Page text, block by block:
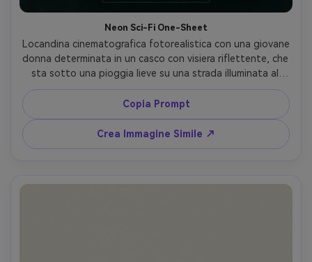
Neon Sci-Fi One-Sheet
Locandina cinematografica fotorealistica con una giovane
donna determinata in un casco con visiera riflettente, che
sta sotto una pioggia lieve su una strada illuminata al
neon, insegne olografiche e folle sfocate dietro di lei,
color grading teal e magenta, luce di contorno forte,
gocce sulla visiera, sguardo intenso, bassa profondità di
campo, scattata con Sony A7IV 85mm f/1.4, composizione
centrale con spazio negativo pulito in alto per il titolo,
Copia Prompt
Crea Immagine Simile ↗